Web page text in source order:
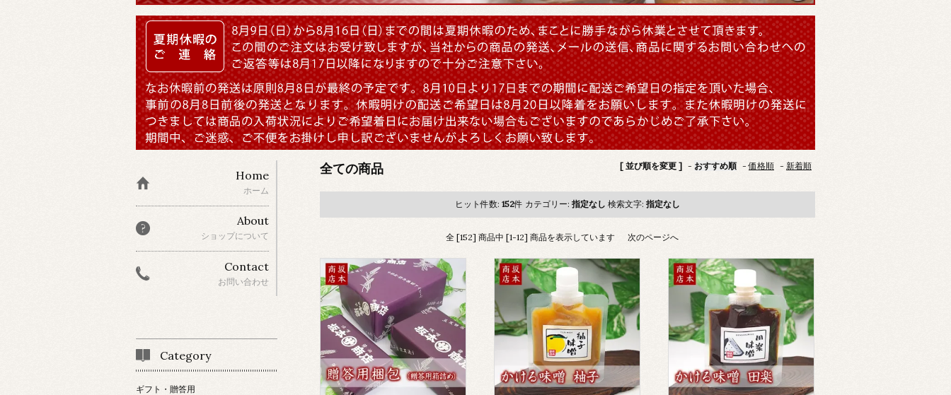
[ 並び順を変更 ] - おすすめ順 -価格順 - 新着順
全ての商品
ヒット件数: 152件 カテゴリー: 指定なし 検索文字: 指定なし
全 [152] 商品中 [1-12] 商品を表示しています 次のページへ
Home
ホーム
About
ショップについて
Contact
お問い合わせ
Category
ギフト・贈答用